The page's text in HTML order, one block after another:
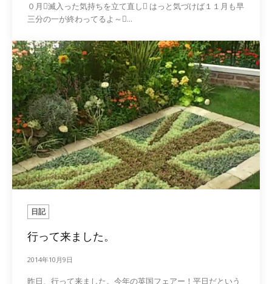
０月滅入った気持ちを立て直し はっと気づけば１１月も早
三分の一が終わってるよ～...
日記
行って来ました。
2014年10月9日
昨日、行って来ました。今年の英国フェアー！平日だという